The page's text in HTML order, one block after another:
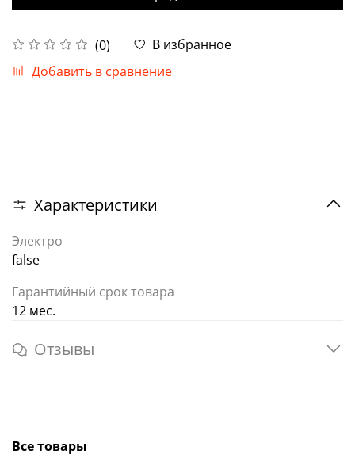
(0)
В избранное
Добавить в сравнение
Характеристики
Электро
false
Гарантийный срок товара
12 мес.
Отзывы
Все товары